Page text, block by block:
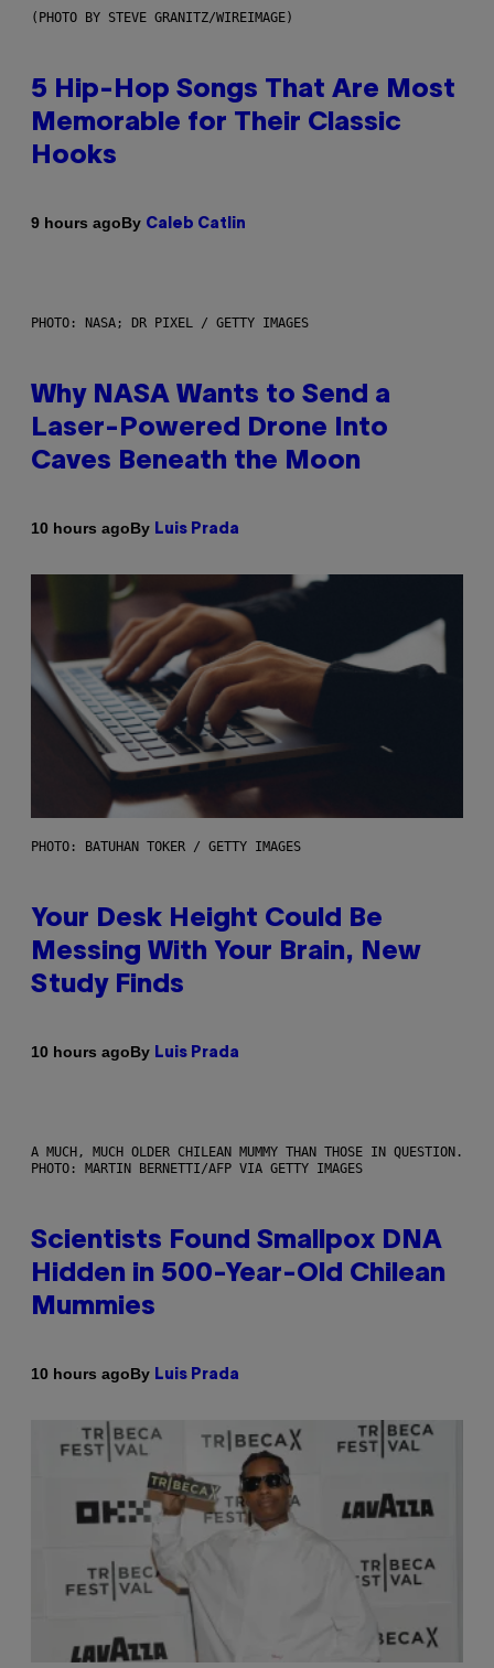
(PHOTO BY STEVE GRANITZ/WIREIMAGE)
5 Hip-Hop Songs That Are Most
Memorable for Their Classic
Hooks
9 hours agoBy Caleb Catlin
PHOTO: NASA; DR PIXEL / GETTY IMAGES
Why NASA Wants to Send a
Laser-Powered Drone Into
Caves Beneath the Moon
10 hours agoBy Luis Prada
PHOTO: BATUHAN TOKER / GETTY IMAGES
Your Desk Height Could Be
Messing With Your Brain, New
Study Finds
10 hours agoBy Luis Prada
A MUCH, MUCH OLDER CHILEAN MUMMY THAN THOSE IN QUESTION.
PHOTO: MARTIN BERNETTI/AFP VIA GETTY IMAGES
Scientists Found Smallpox DNA
Hidden in 500-Year-Old Chilean
Mummies
10 hours agoBy Luis Prada